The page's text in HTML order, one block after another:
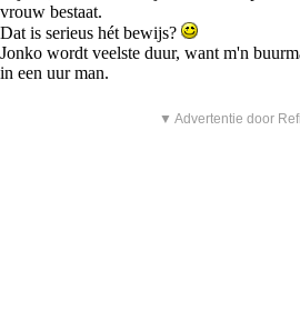
vrouw bestaat.
Dat is serieus hét bewijs?
Jonko wordt veelste duur, want m'n
in een uur man.
▼ Advertentie door